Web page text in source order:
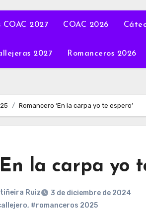
COAC 2027 COAC 2026
2027 Romanceros 2026
Romancero ‘En la carpa yo te espero’
la carpa yo
Ruiz
3 de diciembre de 2024
, #romanceros 2025